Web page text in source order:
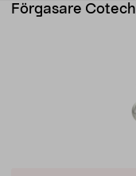
Förgasare Cotech